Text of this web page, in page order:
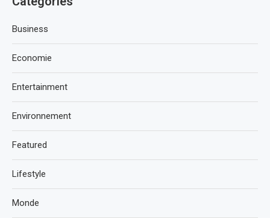
Business
Economie
Entertainment
Environnement
Featured
Lifestyle
Monde